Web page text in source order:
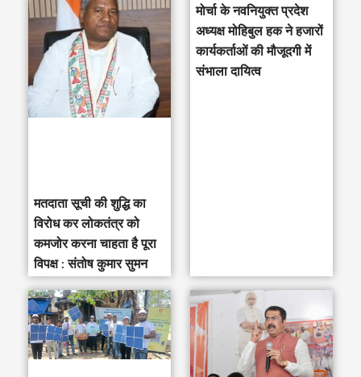
मतदाता सूची की शुद्धि का
विरोध कर लोकतंत्र को
कमजोर करना चाहता है पूरा
विपक्ष : संतोष कुमार सुमन
मोर्चा के नवनियुक्त प्रदेश
अध्यक्ष मोहिबुल हक ने हजारों
कार्यकर्ताओं की मौजूदगी में
संभाला दायित्व